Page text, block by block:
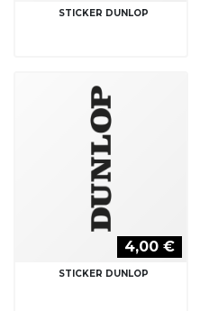
STICKER DUNLOP
4,00 €
STICKER DUNLOP